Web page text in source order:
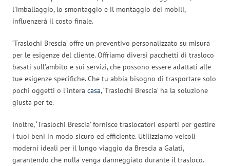
l’imballaggio, lo smontaggio e il montaggio dei mobili,
influenzerà il costo finale.
‘Traslochi Brescia’ offre un preventivo personalizzato su misura
per le esigenze del cliente. Offriamo diversi pacchetti di trasloco
basati sull’ambito e sui servizi, che possono essere adattati alle
tue esigenze specifiche. Che tu abbia bisogno di trasportare solo
pochi oggetti o l’intera casa, ‘Traslochi Brescia’ ha la soluzione
giusta per te.
Inoltre, ‘Traslochi Brescia’ fornisce traslocatori esperti per gestire
i tuoi beni in modo sicuro ed efficiente. Utilizziamo veicoli
moderni ideali per il lungo viaggio da Brescia a Galati,
garantendo che nulla venga danneggiato durante il trasloco.